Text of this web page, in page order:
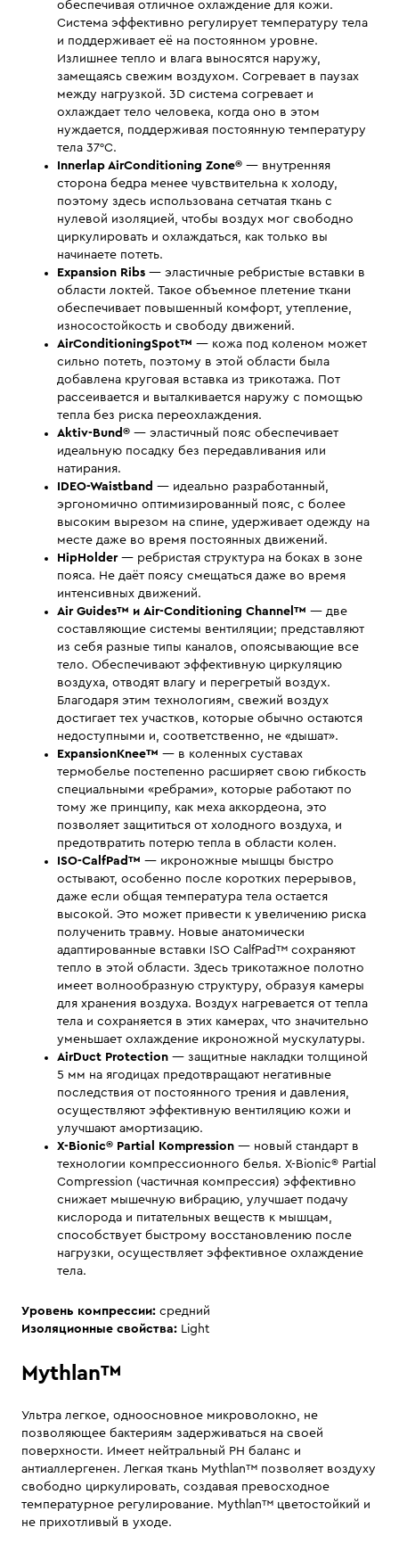
обеспечивая отличное охлаждение для кожи.
Система эффективно регулирует температуру тела
и поддерживает её на постоянном уровне.
Излишнее тепло и влага выносятся наружу,
замещаясь свежим воздухом. Согревает в паузах
между нагрузкой. 3D система согревает и
охлаждает тело человека, когда оно в этом
нуждается, поддерживая постоянную температуру
тела 37°С.
Innerlap AirConditioning Zone® — внутренняя
сторона бедра менее чувствительна к холоду,
поэтому здесь использована сетчатая ткань с
нулевой изоляцией, чтобы воздух мог свободно
циркулировать и охлаждаться, как только вы
начинаете потеть.
Expansion Ribs — эластичные ребристые вставки в
области локтей. Такое объемное плетение ткани
обеспечивает повышенный комфорт, утепление,
износостойкость и свободу движений.
AirConditioningSpot™ — кожа под коленом может
сильно потеть, поэтому в этой области была
добавлена круговая вставка из трикотажа. Пот
рассеивается и выталкивается наружу с помощью
тепла без риска переохлаждения.
Aktiv-Bund® — эластичный пояс обеспечивает
идеальную посадку без передавливания или
натирания.
IDEO-Waistband — идеально разработанный,
эргономично оптимизированный пояс, с более
высоким вырезом на спине, удерживает одежду на
месте даже во время постоянных движений.
HipHolder— ребристая структура на боках в зоне
пояса. Не даёт поясу смещаться даже во время
интенсивных движений.
Air Guides™ и Air-Conditioning Channel™ — две
составляющие системы вентиляции; представляют
из себя разные типы каналов, опоясывающие все
тело. Обеспечивают эффективную циркуляцию
воздуха, отводят влагу и перегретый воздух.
Благодаря этим технологиям, свежий воздух
достигает тех участков, которые обычно остаются
недоступными и, соответственно, не «дышат».
ExpansionKnee™ — в коленных суставах
термобелье постепенно расширяет свою гибкость
специальными «ребрами», которые работают по
тому же принципу, как меха аккордеона, это
позволяет защититься от холодного воздуха, и
предотвратить потерю тепла в области колен.
ISO-CalfPad™ — икроножные мышцы быстро
остывают, особенно после коротких перерывов,
даже если общая температура тела остается
высокой. Это может привести к увеличению риска
полученить травму. Новые анатомически
адаптированные вставки ISO CalfPad™ сохраняют
тепло в этой области. Здесь трикотажное полотно
имеет волнообразную структуру, образуя камеры
для хранения воздуха. Воздух нагревается от тепла
тела и сохраняется в этих камерах, что значительно
уменьшает охлаждение икроножной мускулатуры.
AirDuct Protection — защитные накладки толщиной
5 мм на ягодицах предотвращают негативные
последствия от постоянного трения и давления,
осуществляют эффективную вентиляцию кожи и
улучшают амортизацию.
X-Bionic® Partial Kompression — новый стандарт в
технологии компрессионного белья. X-Bionic® Partial
Compression (частичная компрессия) эффективно
снижает мышечную вибрацию, улучшает подачу
кислорода и питательных веществ к мышцам,
способствует быстрому восстановлению после
нагрузки, осуществляет эффективное охлаждение
тела.
Уровень компрессии: средний
Изоляционные свойства: Light
Mythlan™
Ультра легкое, одноосновное микроволокно, не
позволяющее бактериям задерживаться на своей
поверхности. Имеет нейтральный PH баланс и
антиаллергенен. Легкая ткань Mythlan™ позволяет воздуху
свободно циркулировать, создавая превосходное
температурное регулирование. Mythlan™ цветостойкий и
не прихотливый в уходе.